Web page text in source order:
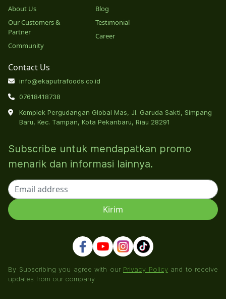
About Us
Our Customers &
Partner
Community
Blog
Testimonial
Career
Contact Us
info@ekaputrafoods.co.id
07618418738
Komplek Pergudangan Global Mas, Jl. Garuda Sakti, Simpang
Baru, Kec. Tampan, Kota Pekanbaru, Riau 28291
Subscribe untuk mendapatkan promo
menarik dan informasi lainnya.
By Subscribing you agree with our Privacy Policyand to receive
updates from our company